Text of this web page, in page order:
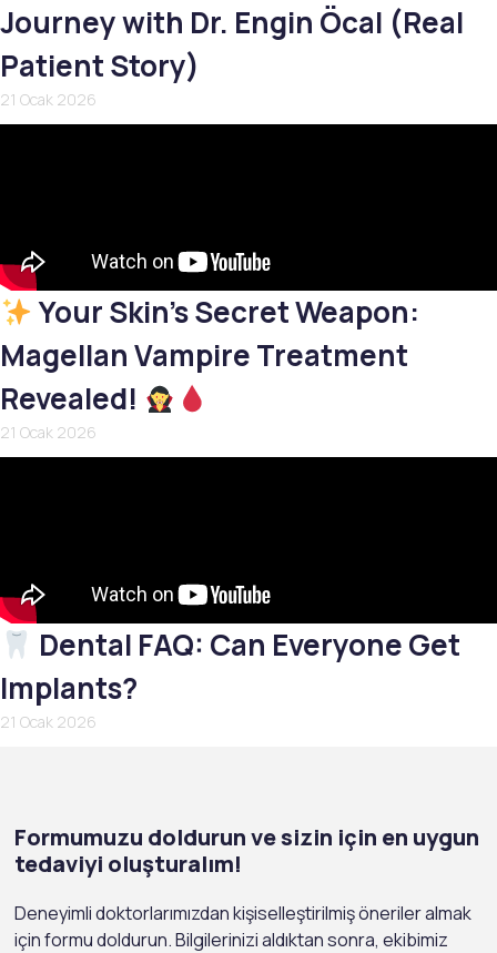
Journey with Dr. Engin Öcal (Real
Patient Story)
21 Ocak 2026
Your Skin’s Secret Weapon:
Magellan Vampire Treatment
Revealed!
21 Ocak 2026
Dental FAQ: Can Everyone Get
Implants?
21 Ocak 2026
Formumuzu doldurun ve sizin için en uygun
tedaviyi oluşturalım!
Deneyimli doktorlarımızdan kişiselleştirilmiş öneriler almak
için formu doldurun. Bilgilerinizi aldıktan sonra, ekibimiz